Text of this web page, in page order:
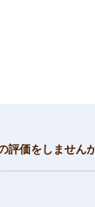
評価をしません